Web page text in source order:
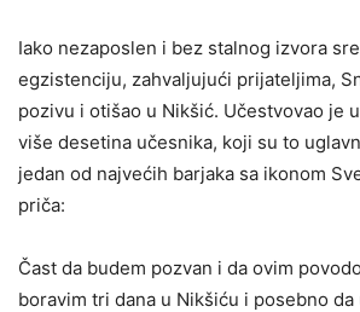
Iako nezaposlen i bez stalnog izvora
egzistenciju, zahvaljujući prijateljima,
pozivu i otišao u Nikšić. Učestvovao je
više desetina učesnika, koji su to
jedan od najvećih barjaka sa ikonom
priča:
Čast da budem pozvan i da ovim
boravim tri dana u Nikšiću i posebno